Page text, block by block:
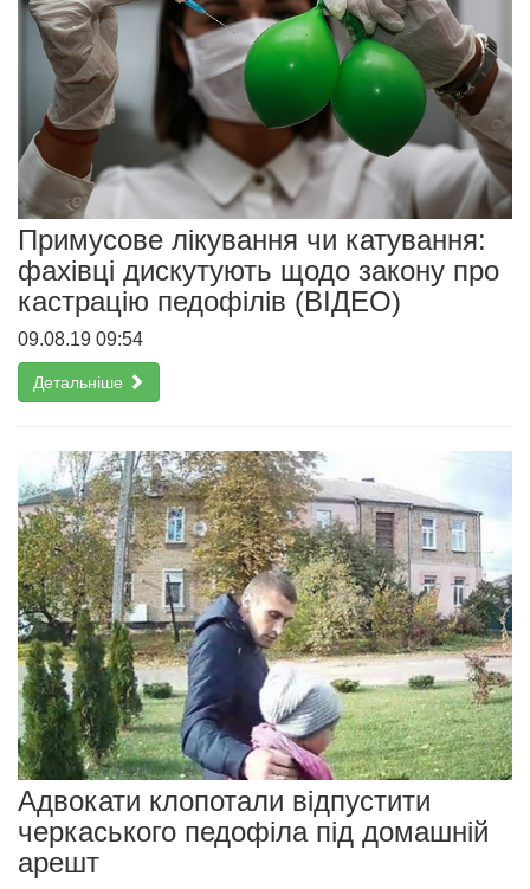
Примусове лікування чи катування:
фахівці дискутують щодо закону про
кастрацію педофілів (ВІДЕО)
09.08.19 09:54
Детальніше
Адвокати клопотали відпустити
черкаського педофіла під домашній
арешт